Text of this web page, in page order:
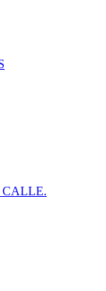
CALLE.